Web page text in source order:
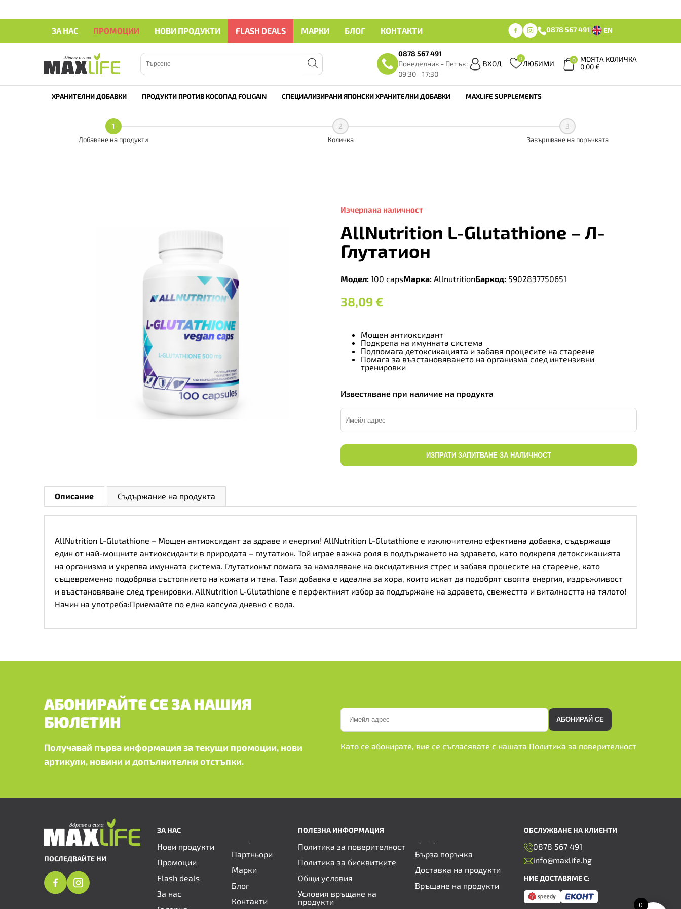
ЗА НАС ПРОМОЦИИ НОВИ ПРОДУКТИ FLASH DEALS МАРКИ БЛОГ КОНТАКТИ 0878 567 491 EN
0878 567 491
Понеделник - Петък:
09:30 - 17:30
ВХОД
0
ЛЮБИМИ 0
МОЯТА КОЛИЧКА
0,00€
ХРАНИТЕЛНИ ДОБАВКИ ПРОДУКТИ ПРОТИВ КОСОПАД FOLIGAIN СПЕЦИАЛИЗИРАНИ ЯПОНСКИ ХРАНИТЕЛНИ ДОБАВКИ MAXLIFE SUPPLEMENTS
1
Добавяне на продукти
2
Количка
3
Завършване на поръчката
Изчерпана наличност
AllNutrition L-Glutathione – Л-
Глутатион
Модел: 100 capsМарка: AllnutritionБаркод: 5902837750651
38,09 €
Мощен антиоксидант
Подкрепа на имунната система
Подпомага детоксикацията и забавя процесите на стареене
Помага за възстановяването на организма след интензивни
тренировки
Известяване при наличие на продукта
ИЗПРАТИ ЗАПИТВАНЕ ЗА НАЛИЧНОСТ
Описание Съдържание на продукта
AllNutrition L-Glutathione – Мощен антиоксидант за здраве и енергия! AllNutrition L-Glutathione е изключително ефективна добавка, съдържаща
един от най-мощните антиоксиданти в природата – глутатион. Той играе важна роля в поддържането на здравето, като подкрепя детоксикацията
на организма и укрепва имунната система. Глутатионът помага за намаляване на оксидативния стрес и забавя процесите на стареене, като
същевременно подобрява състоянието на кожата и тена. Тази добавка е идеална за хора, които искат да подобрят своята енергия, издръжливост
и възстановяване след тренировки. AllNutrition L-Glutathione е перфектният избор за поддържане на здравето, свежестта и виталността на тялото!
Начин на употреба:Приемайте по една капсула дневно с вода.
АБОНИРАЙТЕ СЕ ЗА НАШИЯ
БЮЛЕТИН
Получавай първа информация за текущи промоции, нови
артикули, новини и допълнителни отстъпки.
АБОНИРАЙ СЕ
Като се абонирате, вие се съгласявате с нашата Политика за поверителност
ПОСЛЕДВАЙТЕ НИ
ЗА НАС
Нови продукти
Промоции
Flash deals
За нас
Партньори
Марки
Блог
Контакти
ПОЛЕЗНА ИНФОРМАЦИЯ
Политика за поверителност
Политика за бисквитките
Общи условия
Условия връщане на
продукти
Бърза поръчка
Доставка на продукти
Връщане на продукти
ОБСЛУЖВАНЕ НА КЛИЕНТИ
0878 567 491
info@maxlife.bg
НИЕ ДОСТАВЯМЕ С:
0